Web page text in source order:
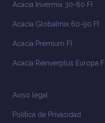
Acacia Invermix 30-60 FI
Acacia Globalmix 60-90 FI
Acacia Premium FI
Acacia Reinverplus Europa FI
Aviso legal
Política de Privacidad